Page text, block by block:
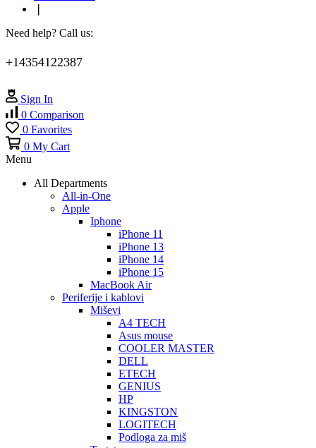
Need help? Call us:
+14354122387
Sign In
0 Comparison
0 Favorites
0 My Cart
Menu
All Departments
All-in-One
Apple
Iphone
iPhone 11
iPhone 13
iPhone 14
iPhone 15
MacBook Air
Periferije i kablovi
Miševi
A4 TECH
Asus mouse
COOLER MASTER
DELL
ETECH
GENIUS
HP
KINGSTON
LOGITECH
Podloga za miš